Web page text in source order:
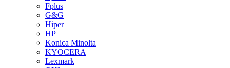
Fplus
G&G
Hiper
HP
Konica Minolta
KYOCERA
Lexmark